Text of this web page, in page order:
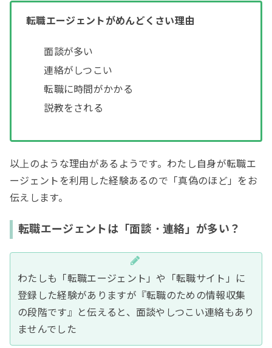
転職エージェントがめんどくさい理由
面談が多い
連絡がしつこい
転職に時間がかかる
説教をされる
以上のような理由があるようです。わたし自身が転職エ
ージェントを利用した経験あるので「真偽のほど」をお
伝えします。
転職エージェントは「面談・連絡」が多い？
わたしも「転職エージェント」や「転職サイト」に
登録した経験がありますが『転職のための情報収集
の段階です』と伝えると、面談やしつこい連絡もあり
ませんでした